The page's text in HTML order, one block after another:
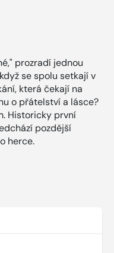
prozradí jednou
se spolu setkají v
která čekají na
o přátelství a lásce?
Historicky první
pozdější
herce.